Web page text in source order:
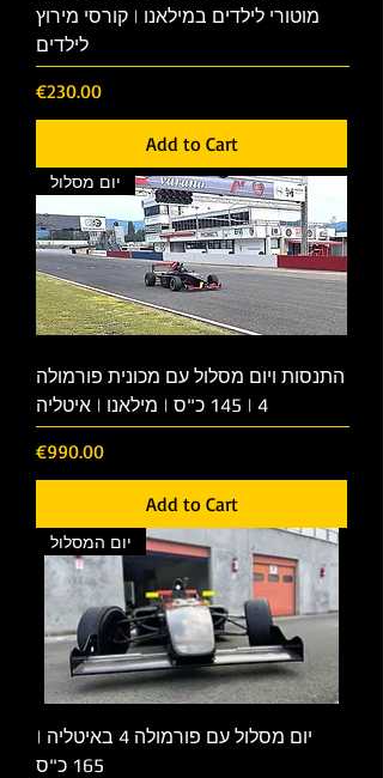
מוטורי לילדים במילאנו | קורסי מירוץ
לילדים
Price
€230.00
Add to Cart
יום מסלול
התנסות ויום מסלול עם מכונית פורמולה
4 | 145 כ"ס | מילאנו | איטליה
Price
€990.00
Add to Cart
יום המסלול
יום מסלול עם פורמולה 4 באיטליה |
165 כ"ס